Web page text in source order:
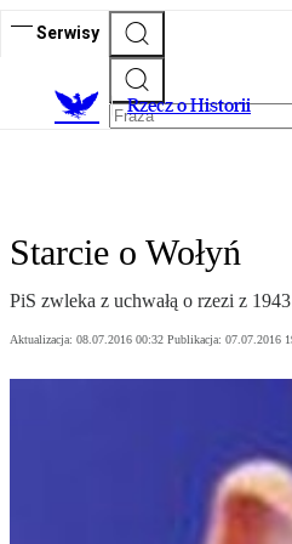
Serwisy
Rzecz o Historii
Starcie o Wołyń
PiS zwleka z uchwałą o rzezi z
Aktualizacja: 08.07.2016 00:32 Publikacja: 07.07.2016